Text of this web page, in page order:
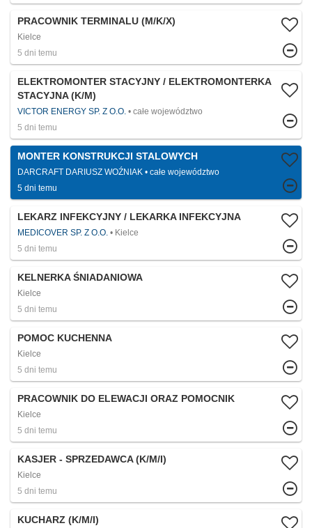
PRACOWNIK TERMINALU (M/K/X)
Kielce
5 dni temu
ELEKTROMONTER STACYJNY / ELEKTROMONTERKA
STACYJNA (K/M)
VICTOR ENERGY SP. Z O.O.
całe województwo
5 dni temu
MONTER KONSTRUKCJI STALOWYCH
DARCRAFT DARIUSZ WOŹNIAK
całe województwo
5 dni temu
LEKARZ INFEKCYJNY / LEKARKA INFEKCYJNA
MEDICOVER SP. Z O.O.
Kielce
5 dni temu
KELNERKA ŚNIADANIOWA
Kielce
5 dni temu
POMOC KUCHENNA
Kielce
5 dni temu
PRACOWNIK DO ELEWACJI ORAZ POMOCNIK
Kielce
5 dni temu
KASJER - SPRZEDAWCA (K/M/I)
Kielce
5 dni temu
KUCHARZ (K/M/I)